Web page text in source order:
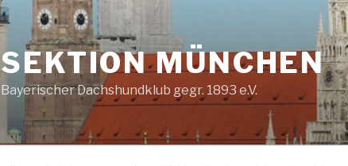
SEKTION MÜNCHEN
Bayerischer Dachshundklub gegr. 1893 e.V.